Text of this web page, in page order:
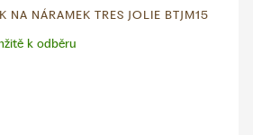
NA NÁRAMEK TRES JOLIE BTJM15
k odběru